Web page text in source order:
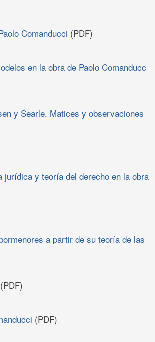
Comanducci (PDF)
en la obra de Paolo Comanducc
y Searle. Matices y observaciones
y teoría del derecho en la obra
a partir de su teoría de las
(PDF)
(PDF)